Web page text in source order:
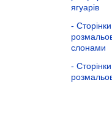
ягуарів
Сторінки
слонами
Сторінки